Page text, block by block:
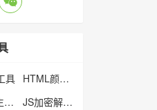
具
HTML颜色代码表
二维码生成器
JS加密解密工具